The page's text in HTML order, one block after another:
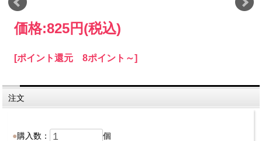
価格:825円(税込)
[ポイント還元 8ポイント～]
注文
購入数： 個